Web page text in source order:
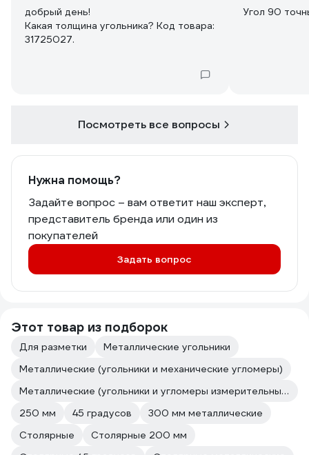
добрый день!
Какая толщина угольника? Код товара:
31725027.
Угол 90
Посмотреть все вопросы
Нужна помощь?
Задайте вопрос – вам ответит наш эксперт,
представитель бренда или один из
покупателей
Задать вопрос
Этот товар из подборок
Для разметки
Металлические угольники
Металлические (угольники и механические угломеры)
Металлические (угольники и угломеры измерительные и разметочные)
250 мм
45 градусов
300 мм металлические
Столярные
Столярные 200 мм